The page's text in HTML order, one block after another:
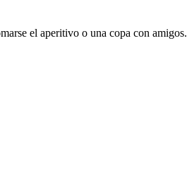
el aperitivo o una copa con amigos.